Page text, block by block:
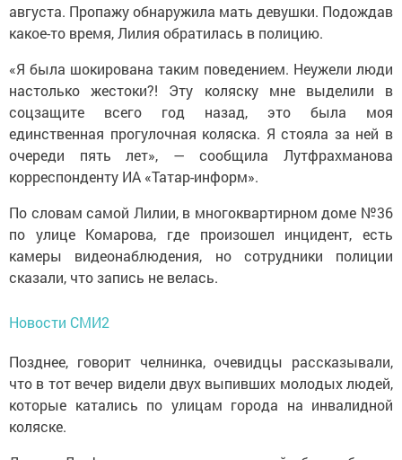
августа. Пропажу обнаружила мать девушки. Подождав
какое-то время, Лилия обратилась в полицию.
«Я была шокирована таким поведением. Неужели люди
настолько жестоки?! Эту коляску мне выделили в
соцзащите всего год назад, это была моя
единственная прогулочная коляска. Я стояла за ней в
очереди пять лет», — сообщила Лутфрахманова
корреспонденту ИА «Татар-информ».
По словам самой Лилии, в многоквартирном доме №36
по улице Комарова, где произошел инцидент, есть
камеры видеонаблюдения, но сотрудники полиции
сказали, что запись не велась.
Новости СМИ2
Позднее, говорит челнинка, очевидцы рассказывали,
что в тот вечер видели двух выпивших молодых людей,
которые катались по улицам города на инвалидной
коляске.